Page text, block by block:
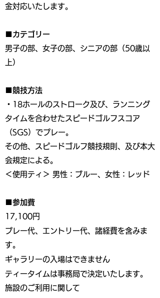
金対応いたします。
■カテゴリー
男子の部、女子の部、シニアの部（50歳以
上）
■競技方法
・18ホールのストローク及び、ランニング
タイムを合わせたスピードゴルフスコア
（SGS）でプレー。
その他、スピードゴルフ競技規則、及び本大
会規定による。
＜使用ティ＞ 男性：ブルー、女性：レッド
■参加費
17,100円
プレー代、エントリー代、諸経費を含みま
す。
ギャラリーの入場はできません
ティータイムは事務局で決定いたします。
施設のご利用に関して